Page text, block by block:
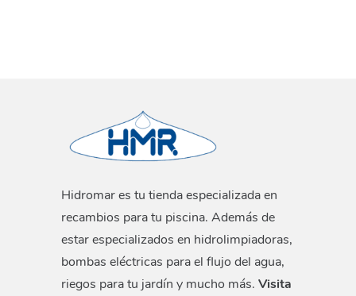
Hidromar es tu tienda especializada en
recambios para tu piscina. Además de
estar especializados en hidrolimpiadoras,
bombas eléctricas para el flujo del agua,
riegos para tu jardín y mucho más. Visita